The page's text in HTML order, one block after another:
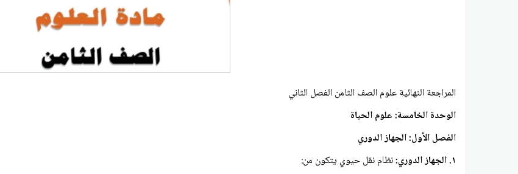
المراجعة النهائية علوم الصف الثامن الفصل الثاني
الوحدة الخامسة: علوم الحياة
الفصل الأول: الجهاز الدوري
١. الجهاز الدوري:
نظام نقل حيوي يتكون من: